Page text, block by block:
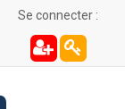
Se connecter :